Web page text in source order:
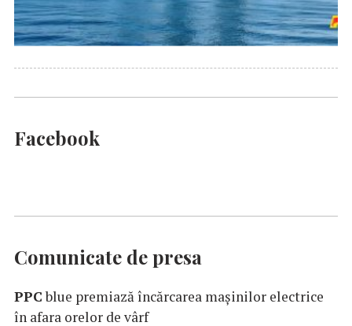
Facebook
Comunicate de presa
PPCblue premiază încărcarea maşinilor electrice
în afara orelor de vârf